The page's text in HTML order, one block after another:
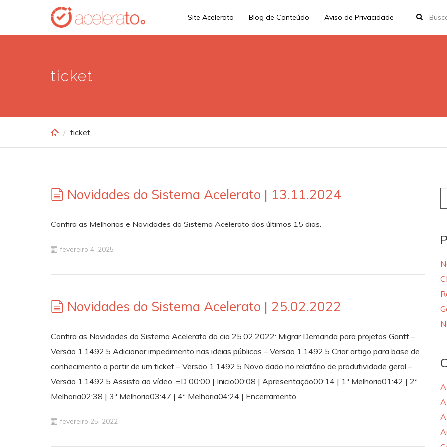
main
Site Acelerato Blog de Conteúdo Aviso de Privacidade
ticket
ticket
Novidades do Sistema Acelerato | 13.11.2024
Confira as Melhorias e Novidades do Sistema Acelerato dos últimos 15 dias.
fevereiro 4, 2025
Novidades do Sistema Acelerato | 25.02.2022
Confira as Novidades do Sistema Acelerato do dia 25.02.2022: Migrar Demanda para projetos Gantt –
Versão 1.1492.5 Adicionar impedimento nas ideias públicas – Versão 1.1492.5 Criar artigo para base de
conhecimento a partir de um ticket – Versão 1.1492.5 Novo dado no relatório de produtividade geral –
Versão 1.1492.5 Assista ao vídeo. =D 00:00 | Inicio00:08 | Apresentação00:14 | 1ª Melhoria01:42 | 2ª
Melhoria02:38 | 3ª Melhoria03:47 | 4ª Melhoria04:24 | Encerramento
fevereiro 25, 2022